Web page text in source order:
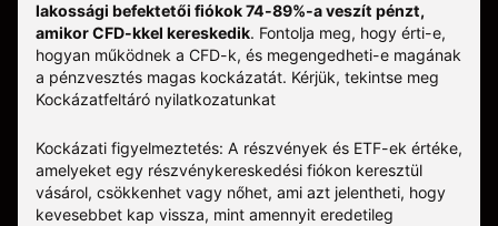
lakossági befektetői fiókok 74-89%-a veszít pénzt,
amikor CFD-kkel kereskedik. Fontolja meg, hogy érti-e,
hogyan működnek a CFD-k, és megengedheti-e magának
a pénzvesztés magas kockázatát. Kérjük, tekintse meg
Kockázatfeltáró nyilatkozatunkat
Kockázati figyelmeztetés: A részvények és ETF-ek értéke,
amelyeket egy részvénykereskedési fiókon keresztül
vásárol, csökkenhet vagy nőhet, ami azt jelentheti, hogy
kevesebbet kap vissza, mint amennyit eredetileg